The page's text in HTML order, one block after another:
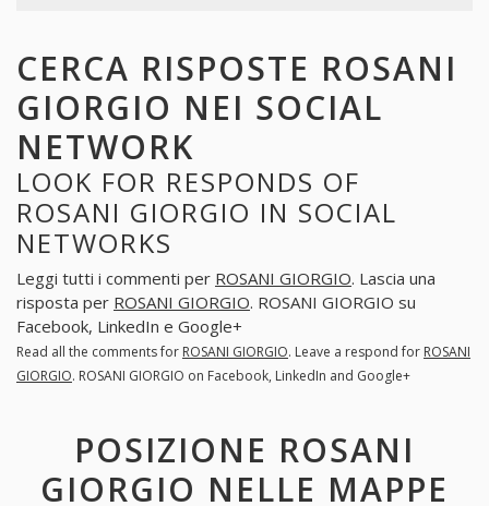
CERCA RISPOSTE ROSANI
GIORGIO NEI SOCIAL
NETWORK
LOOK FOR RESPONDS OF
ROSANI GIORGIO IN SOCIAL
NETWORKS
Leggi tutti i commenti per ROSANI GIORGIO. Lascia una
risposta per ROSANI GIORGIO. ROSANI GIORGIO su
Facebook, LinkedIn e Google+
Read all the comments for ROSANI GIORGIO. Leave a respond for ROSANI
GIORGIO. ROSANI GIORGIO on Facebook, LinkedIn and Google+
POSIZIONE ROSANI
GIORGIO NELLE MAPPE